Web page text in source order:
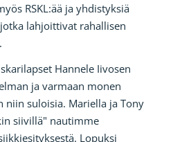
RSKL:ää ja yhdistyksiä
lahjoittivat rahallisen
Hannele Iivosen
ja varmaan monen
niin suloisia. Mariella ja Tony
siivillä" nautimme
Lopuksi